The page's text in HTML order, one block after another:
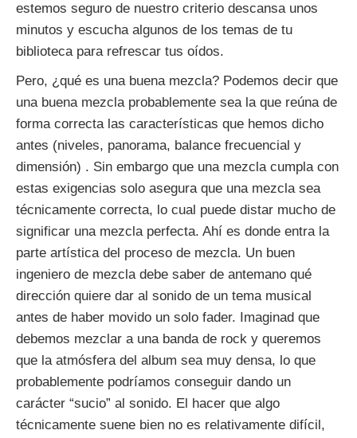
estemos seguro de nuestro criterio descansa unos
minutos y escucha algunos de los temas de tu
biblioteca para refrescar tus oídos.
Pero, ¿qué es una buena mezcla? Podemos decir que
una buena mezcla probablemente sea la que reúna de
forma correcta las características que hemos dicho
antes (niveles, panorama, balance frecuencial y
dimensión) . Sin embargo que una mezcla cumpla con
estas exigencias solo asegura que una mezcla sea
técnicamente correcta, lo cual puede distar mucho de
significar una mezcla perfecta. Ahí es donde entra la
parte artística del proceso de mezcla. Un buen
ingeniero de mezcla debe saber de antemano qué
dirección quiere dar al sonido de un tema musical
antes de haber movido un solo fader. Imaginad que
debemos mezclar a una banda de rock y queremos
que la atmósfera del album sea muy densa, lo que
probablemente podríamos conseguir dando un
carácter “sucio” al sonido. El hacer que algo
técnicamente suene bien no es relativamente difícil,